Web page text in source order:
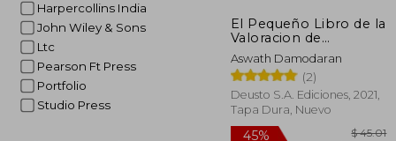
Harpercollins India
John Wiley & Sons
Ltc
Pearson Ft Press
Portfolio
Studio Press
El Pequeño Libro de la
Valoracion de
Empresas
Aswath Damodaran
(2)
Deusto S.A. Ediciones, 2021,
Tapa Dura, Nuevo